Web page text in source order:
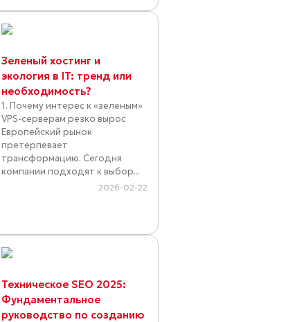
Зеленый хостинг и
экология в IT: тренд или
необходимость?
1. Почему интерес к «зеленым»
VPS-серверам резко вырос
Европейский рынок
претерпевает
трансформацию. Сегодня
компании подходят к выбор...
2026-02-22
Техническое SEO 2025:
Фундаментальное
руководство по созданию